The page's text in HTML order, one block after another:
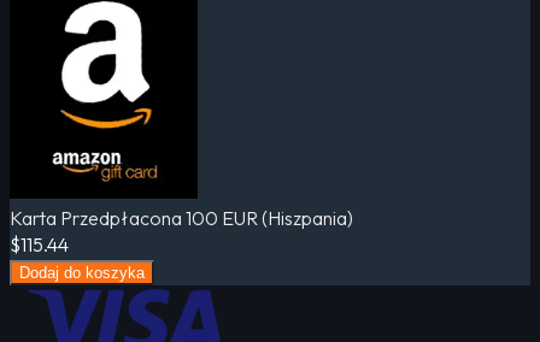
Karta Przedpłacona 100 EUR (Hiszpania)
$115.44
Dodaj do koszyka